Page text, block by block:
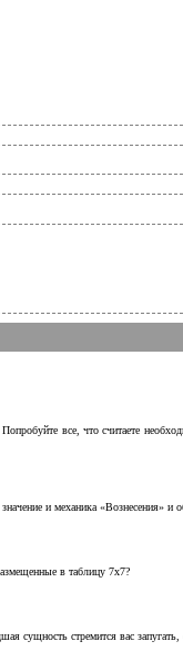
все, что считаете
и механика
в таблицу 7х7?
сущность стремится вас